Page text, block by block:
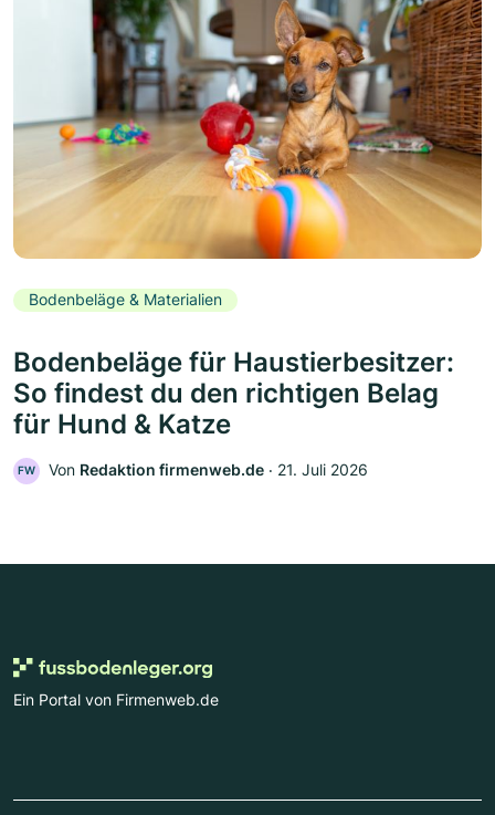
Bodenbeläge & Materialien
Bodenbeläge für Haustierbesitzer:
So findest du den richtigen Belag
für Hund & Katze
FW Von Redaktion firmenweb.de ‧ 21. Juli 2026
Ein Portal von Firmenweb.de